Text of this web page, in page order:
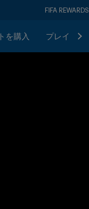
FIFA REWARDS
を購入 プレイ